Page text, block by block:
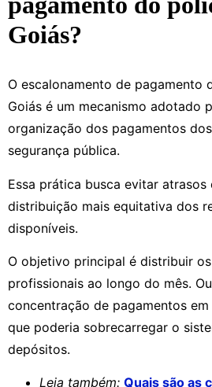
Goiás?
O escalonamento de pagamento
Goiás é um mecanismo adotado
organização dos pagamentos
segurança pública.
Essa prática busca evitar atrasos
distribuição mais equitativa dos
disponíveis.
O objetivo principal é distribuir
profissionais ao longo do mês.
concentração de pagamentos
que poderia sobrecarregar o
depósitos.
Leia também: Quais são as